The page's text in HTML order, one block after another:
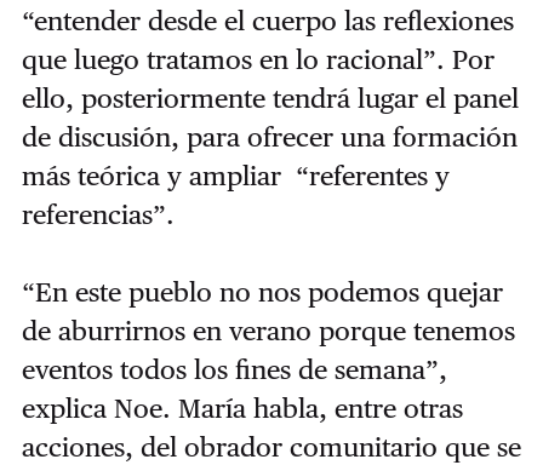
“entender desde el cuerpo las reflexiones
que luego tratamos en lo racional”. Por
ello, posteriormente tendrá lugar el panel
de discusión, para ofrecer una formación
más teórica y ampliar “referentes y
referencias”.
“En este pueblo no nos podemos quejar
de aburrirnos en verano porque tenemos
eventos todos los fines de semana”,
explica Noe. María habla, entre otras
acciones, del obrador comunitario que se